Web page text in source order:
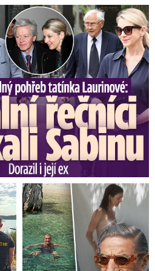
hlavně zpočátku
se místy vyskytnou
Nejnižší noční teploty 10
teploty 16 až 20 °C, na
Mírný západní až
6 m/s.
zpočátku až
přeháňky,
dne budou srážky
Nejnižší noční
denní teploty 18 až
severozápadní vítr 3 až 7
Rozbrečeli i dceru